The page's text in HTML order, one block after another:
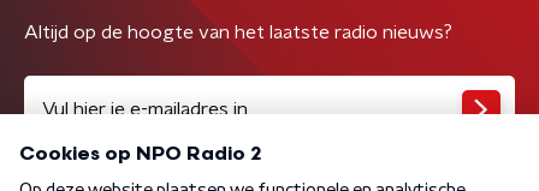
Altijd op de hoogte van het laatste radio nieuws?